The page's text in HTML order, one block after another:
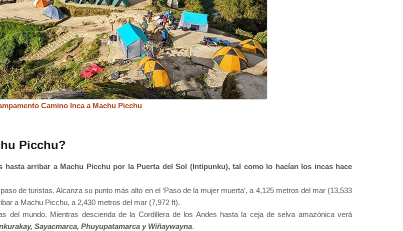
Camino Inca a Machu Picchu
Picchu?
hasta arribar a Machu Picchu por la Puerta del Sol (Intipunku), tal como lo hacían los incas hace
de turistas. Alcanza su punto más alto en el ‘Paso de la mujer muerta’, a 4,125 metros del mar (13,533
a Machu Picchu, a 2,430 metros del mar (7,972 ft).
del mundo. Mientras descienda de la Cordillera de los Andes hasta la ceja de selva amazónica verá
Sayacmarca, Phuyupatamarca y Wiñaywayna.